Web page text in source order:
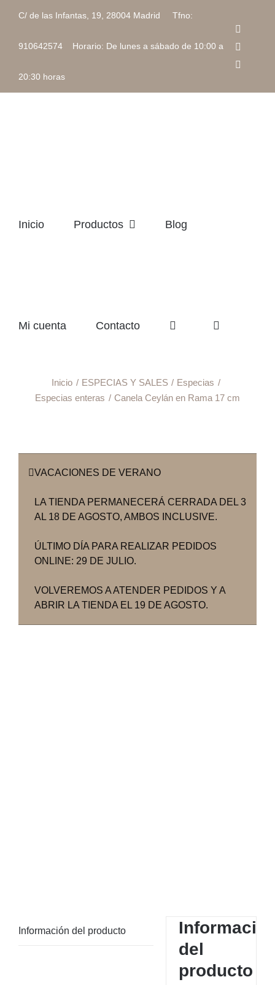
contenido
C/ de las Infantas, 19, 28004 Madrid Tfno:
910642574 Horario: De lunes a sábado de 10:00 a
20:30 horas
Inicio Productos Blog
Mi cuenta Contacto
Inicio ESPECIAS Y SALES
Especias
Especias enteras
Canela Ceylán en Rama 17 cm
VACACIONES DE VERANO
LA TIENDA PERMANECERÁ CERRADA DEL 3
AL 18 DE AGOSTO, AMBOS INCLUSIVE.
ÚLTIMO DÍA PARA REALIZAR PEDIDOS
ONLINE: 29 DE JULIO.
VOLVEREMOS A ATENDER PEDIDOS Y A
ABRIR LA TIENDA EL 19 DE AGOSTO.
Información del producto
del
producto